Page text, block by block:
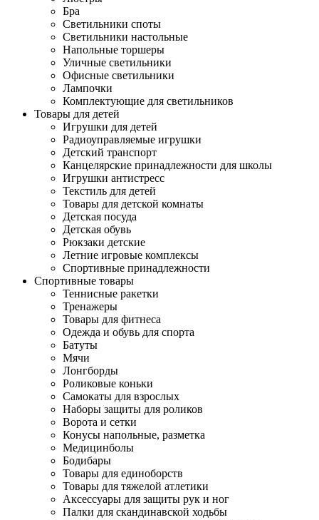
Бра
Светильники споты
Светильники настольные
Напольные торшеры
Уличные светильники
Офисные светильники
Лампочки
Комплектующие для светильников
Товары для детей
Игрушки для детей
Радиоуправляемые игрушки
Детский транспорт
Канцелярские принадлежности для школы
Игрушки антистресс
Текстиль для детей
Товары для детской комнаты
Детская посуда
Детская обувь
Рюкзаки детские
Летние игровые комплексы
Спортивные принадлежности
Спортивные товары
Теннисные ракетки
Тренажеры
Товары для фитнеса
Одежда и обувь для спорта
Батуты
Мячи
Лонгборды
Роликовые коньки
Самокаты для взрослых
Наборы защиты для роликов
Ворота и сетки
Конусы напольные, разметка
Медицинболы
Бодибары
Товары для единоборств
Товары для тяжелой атлетики
Аксессуары для защиты рук и ног
Палки для скандинавской ходьбы